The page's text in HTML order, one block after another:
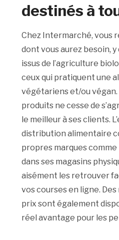
destinés à
Chez Intermarché, vous
dont vous aurez besoin,
issus de l’agriculture
ceux qui pratiquent une
végétariens et/ou végan.
produits ne cesse de
le meilleur à ses clients.
distribution alimentaire
propres marques
dans ses magasins
aisément les retrouver
vos courses en ligne.
prix sont également
réel avantage pour les